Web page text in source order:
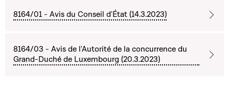
8164/01 - Avis du Conseil d'État (14.3.2023)
8164/03 - Avis de l'Autorité de la concurrence du
Grand-Duché de Luxembourg (20.3.2023)